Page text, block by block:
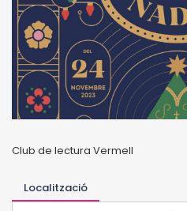
Club de lectura Vermell
Localització